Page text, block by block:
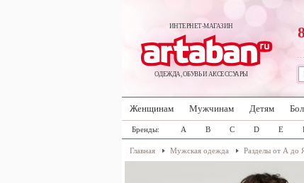
ИНТЕРНЕТ-МАГАЗИН
ОДЕЖДА, ОБУВЬ И АКСЕССУАРЫ
Женщинам Мужчинам Детям
Бренды: A B C D E
Главная Мужская одежда Разделы от А до